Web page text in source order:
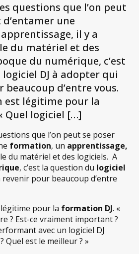
questions que l’on peut
une
il y a
du matériel et des
du numérique, c’est
DJ à adopter qui
beaucoup d’entre vous.
est légitime pour la
Quel logiciel […]
que l’on peut se poser
formation, un apprentissage,
du matériel et des logiciels. A
, c’est la question du logiciel
pour beaucoup d’entre
pour la formation DJ. «
? Est-ce vraiment important ?
avec un logiciel DJ
Quel est le meilleur ? »